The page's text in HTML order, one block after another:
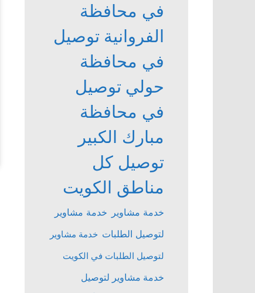
في محافظة
الفروانية توصيل
في محافظة
حولي توصيل
في محافظة
مبارك الكبير
توصيل كل
مناطق الكويت
خدمة مشاوير
خدمة مشاوير
لتوصيل الطلبات خدمة مشاوير
لتوصيل الطلبات في الكويت
خدمة مشاوير لتوصيل